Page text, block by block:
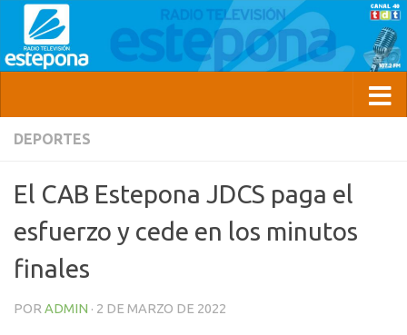
DEPORTES
El CAB Estepona JDCS paga el
esfuerzo y cede en los minutos
finales
POR ADMIN · 2 DE MARZO DE 2022